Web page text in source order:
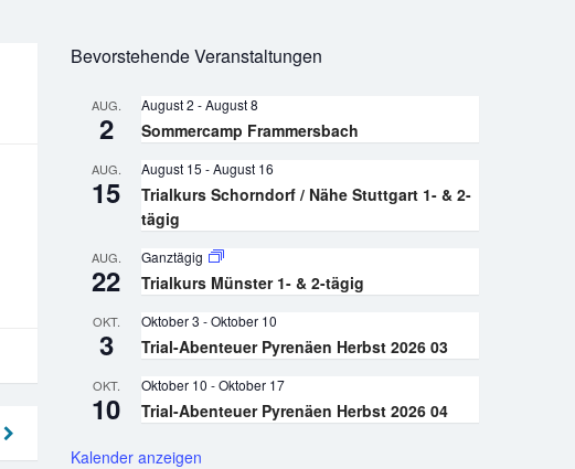
Bevorstehende Veranstaltungen
AUG.
2
August 2 -August 8
Sommercamp Frammersbach
AUG.
15
August 15 -August 16
Trialkurs Schorndorf / Nähe Stuttgart 1- & 2-
tägig
AUG.
22
Ganztägig
Trialkurs Münster 1- & 2-tägig
OKT.
3
Oktober 3 -Oktober 10
Trial-Abenteuer Pyrenäen Herbst 2026 03
OKT.
10
Oktober 10 -Oktober 17
Trial-Abenteuer Pyrenäen Herbst 2026 04
Kalender anzeigen